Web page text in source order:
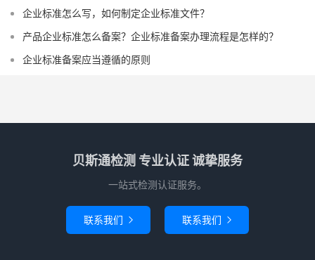
企业标准怎么写，如何制定企业标准文件？
产品企业标准怎么备案？企业标准备案办理流程是怎样的？
企业标准备案应当遵循的原则
贝斯通检测 专业认证 诚挚服务
一站式检测认证服务。
联系我们  联系我们 